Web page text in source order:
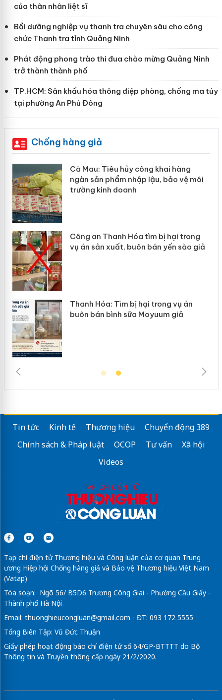
của thân nhân liệt sĩ
Bồi dưỡng nghiệp vụ thanh tra chuyên sâu cho công
chức Thanh tra tỉnh Quảng Ninh
Phát động phong trào thi đua chào mừng Quảng Ninh
trở thành thành phố
TP.HCM: Sân khấu hóa thông điệp phòng, chống ma túy
tại phường An Phú Đông
Chống hàng giả
hủy công khai hàng
phẩm nhập lậu, bảo vệ môi
doanh
Hóa tìm bị hại trong
xuất, buôn bán yến sào giả
Tìm bị hại trong vụ án
bình sữa Moyuum giả
Khẩn trương
Slimaura Care
Lào Cai xử lý
mại trong
Hưng Yên: Xử
hàng giả mạo
Tin tức Kinh tế Thương hiệu
Chuyển động 389
Chính sách & Pháp luật
OCOP Tư vấn
Xã hội
Videos
Tạp chí điện tử Thương hiệu và Công luận của cơ quan Trung
ương Hiệp hội Chống hàng giả và Bảo vệ Thương hiệu Việt Nam
(Vatap)
Tòa soạn: Ngõ 56/ B5D6 Trương Công Giai - Phường Cầu Giấy -
Thành phố Hà Nội
Email: thuonghieucongluan@gmail.com - ĐT: 093 172 5555
Tổng Biên Tập: Vũ Đức Thuận
Giấy phép hoạt động báo chí điện tử số 64/GP-BTTTT do Bộ
Thông tin và Truyền thông cấp ngày 21/2/2020.